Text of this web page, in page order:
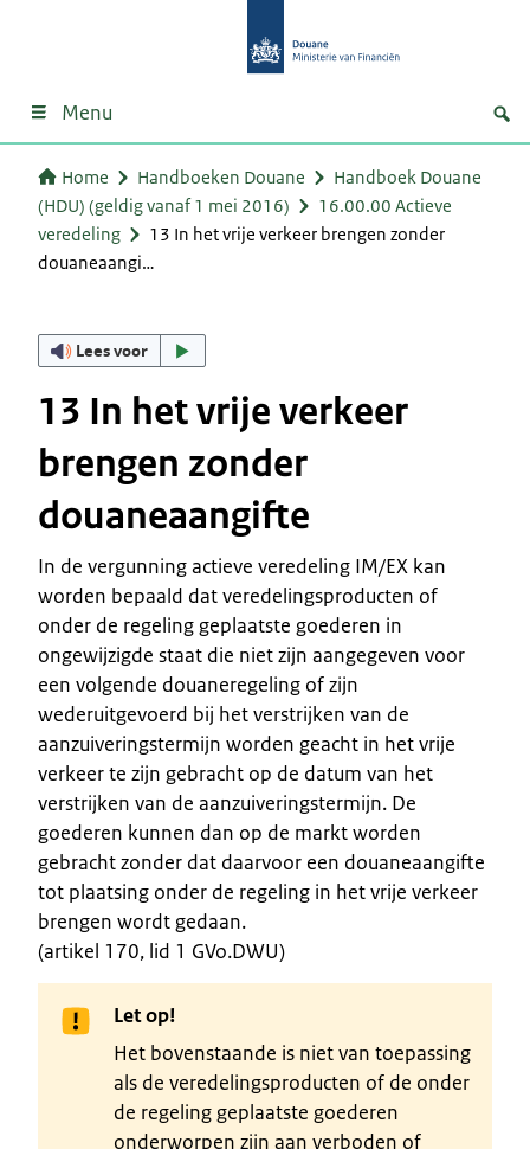
Menu
Home Handboeken Douane
Handboek Douane
(HDU) (geldig vanaf 1 mei 2016)
16.00.00 Actieve
veredeling
13 In het vrije verkeer brengen zonder
douaneaangi…
Lees voor
13 In het vrije verkeer
brengen zonder
douaneaangifte
In de vergunning actieve veredeling IM/EX kan
worden bepaald dat veredelingsproducten of
onder de regeling geplaatste goederen in
ongewijzigde staat die niet zijn aangegeven voor
een volgende douaneregeling of zijn
wederuitgevoerd bij het verstrijken van de
aanzuiveringstermijn worden geacht in het vrije
verkeer te zijn gebracht op de datum van het
verstrijken van de aanzuiveringstermijn. De
goederen kunnen dan op de markt worden
gebracht zonder dat daarvoor een douaneaangifte
tot plaatsing onder de regeling in het vrije verkeer
brengen wordt gedaan.
(artikel 170, lid 1 GVo.DWU)
Let op!
Het bovenstaande is niet van toepassing
als de veredelingsproducten of de onder
de regeling geplaatste goederen
onderworpen zijn aan verboden of